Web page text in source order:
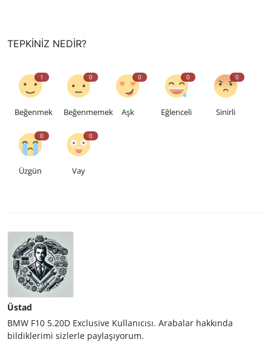
TEPKINIZ NEDIR?
1
Beğenmek
0
Beğenmemek
0
Aşk
0
Eğlenceli
0
Sinirli
0
Üzgün
0
Vay
Üstad
BMW F10 5.20D Exclusive Kullanıcısı. Arabalar hakkında
bildiklerimi sizlerle paylaşıyorum.